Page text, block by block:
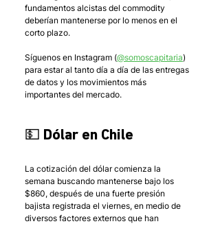
fundamentos alcistas del commodity
deberían mantenerse por lo menos en el
corto plazo.
Síguenos en Instagram (@somoscapitaria)
para estar al tanto día a día de las entregas
de datos y los movimientos más
importantes del mercado.
💵 Dólar en Chile
La cotización del dólar comienza la
semana buscando mantenerse bajo los
$860, después de una fuerte presión
bajista registrada el viernes, en medio de
diversos factores externos que han